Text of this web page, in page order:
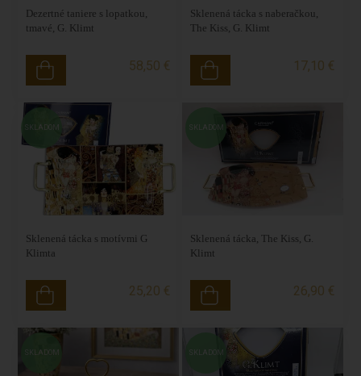
Dezertné taniere s lopatkou,
tmavé, G. Klimt
58,50 €
Sklenená tácka s naberačkou,
The Kiss, G. Klimt
17,10 €
SKLADOM
Sklenená tácka s motívmi G
Klimta
25,20 €
SKLADOM
Sklenená tácka, The Kiss, G.
Klimt
26,90 €
SKLADOM SKLADOM